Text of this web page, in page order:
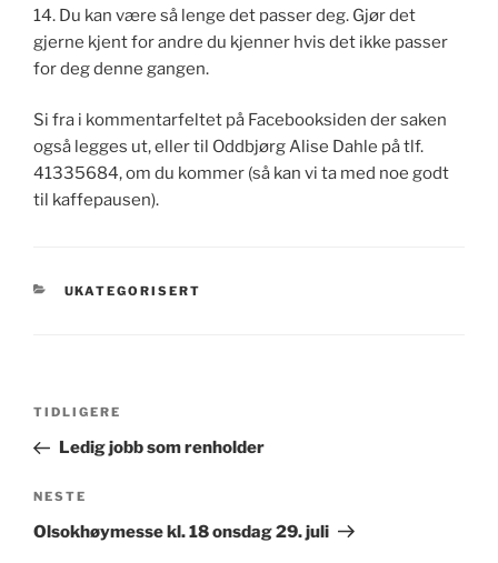
14. Du kan være så lenge det passer deg. Gjør det
gjerne kjent for andre du kjenner hvis det ikke passer
for deg denne gangen.
Si fra i kommentarfeltet på Facebooksiden der saken
også legges ut, eller til Oddbjørg Alise Dahle på tlf.
41335684, om du kommer (så kan vi ta med noe godt
til kaffepausen).
KATEGORIER
UKATEGORISERT
Innleggsnavigasjon
Forrige
innlegg
TIDLIGERE
Ledig jobb som renholder
Neste
innlegg
NESTE
Olsokhøymesse kl. 18 onsdag 29. juli